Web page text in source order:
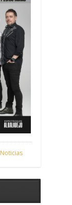
Noticias